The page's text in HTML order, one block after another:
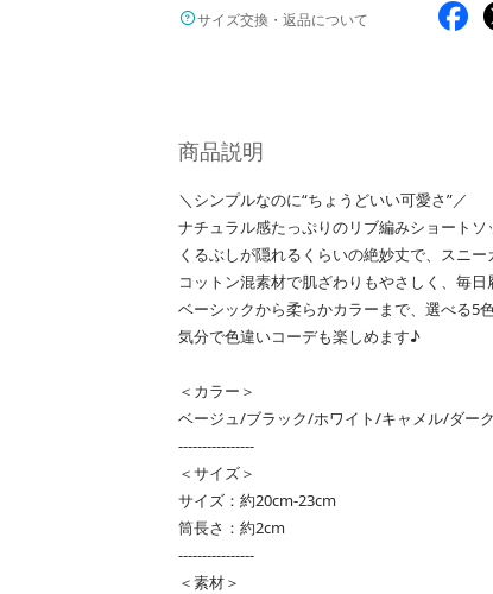
サイズ交換・返品について
商品説明
＼シンプルなのに“ちょうどいい可愛さ”／
ナチュラル感たっぷりのリブ編みショート
くるぶしが隠れるくらいの絶妙丈で、スニー
コットン混素材で肌ざわりもやさしく、毎日
ベーシックから柔らかカラーまで、選べる5色
気分で色違いコーデも楽しめます♪
＜カラー＞
ベージュ/ブラック/ホワイト/キャメル/ダー
----------------
＜サイズ＞
サイズ：約20cm-23cm
筒長さ：約2cm
----------------
＜素材＞